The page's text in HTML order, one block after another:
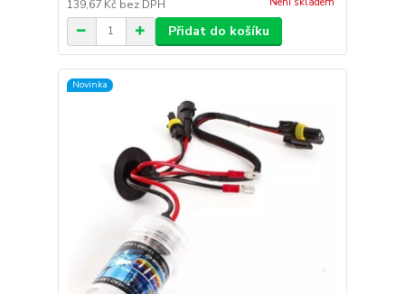
139,67 Kč bez DPH
Přidat do košíku
Novinka